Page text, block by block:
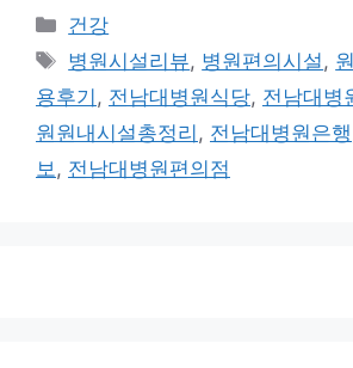
카
테
고
리
건강
태
그
병원시설리뷰, 병원편의시설 ,
용후기 , 전남대병원식당, 전남대병
원원내시설총정리 , 전남대병원은행
보 , 전남대병원편의점